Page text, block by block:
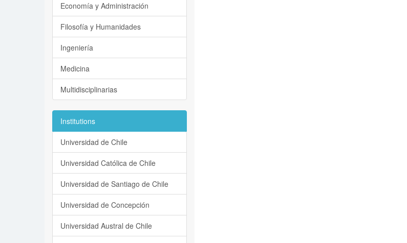
Economía y Administración
Filosofía y Humanidades
Ingeniería
Medicina
Multidisciplinarias
Institutions
Universidad de Chile
Universidad Católica de Chile
Universidad de Santiago de Chile
Universidad de Concepción
Universidad Austral de Chile